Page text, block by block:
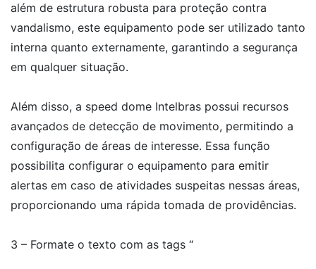
além de estrutura robusta para proteção contra
vandalismo, este equipamento pode ser utilizado tanto
interna quanto externamente, garantindo a segurança
em qualquer situação.
Além disso, a speed dome Intelbras possui recursos
avançados de detecção de movimento, permitindo a
configuração de áreas de interesse. Essa função
possibilita configurar o equipamento para emitir
alertas em caso de atividades suspeitas nessas áreas,
proporcionando uma rápida tomada de providências.
3 – Formate o texto com as tags “